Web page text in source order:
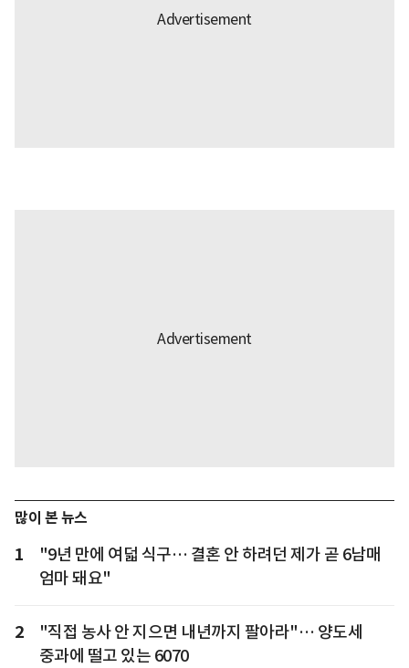
많이 본 뉴스
1
"9년 만에 여덟 식구… 결혼 안 하려던 제가 곧 6남매
엄마 돼요"
2
"직접 농사 안 지으면 내년까지 팔아라"… 양도세
중과에 떨고 있는 6070